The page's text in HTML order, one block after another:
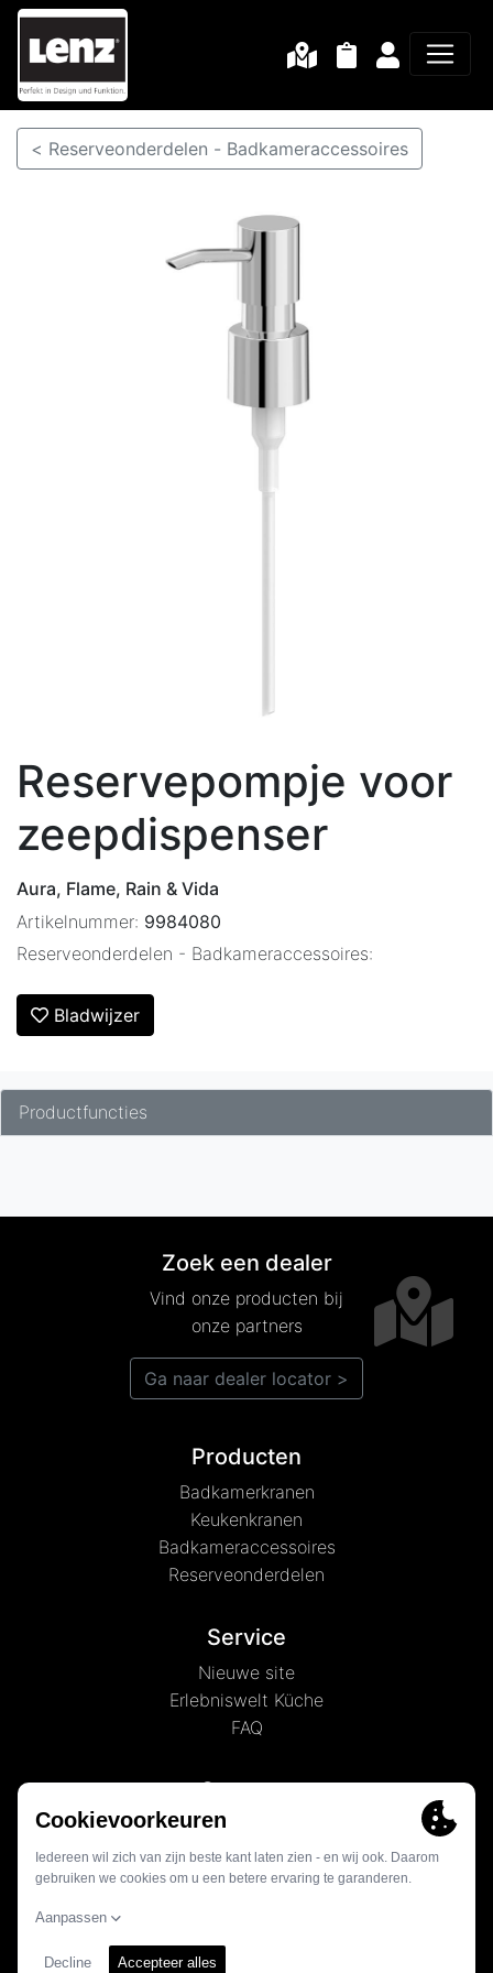
< Reserveonderdelen - Badkameraccessoires
Reservepompje voor
zeepdispenser
Aura, Flame, Rain & Vida
Artikelnummer: 9984080
Reserveonderdelen - Badkameraccessoires:
Bladwijzer
Productfuncties
Producten
Badkamerkranen
Keukenkranen
Badkameraccessoires
Reserveonderdelen
Service
Nieuwe site
Erlebniswelt Küche
FAQ
Over ons
Nieuws
Geschiedenis
Contact
Zoek een dealer
Vind onze producten bij
onze partners
Ga naar dealer locator >
© 2026 - Globe Union Germany GmbH & Co. KG